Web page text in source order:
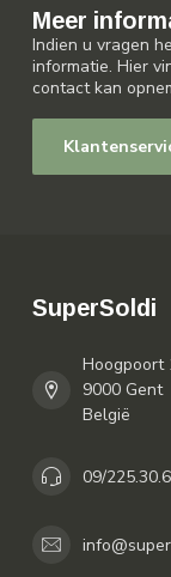
Meer
Indien u vragen
informatie. Hier
contact kan
SuperSoldi
Hoogpoort
9000 Gent
België
09/